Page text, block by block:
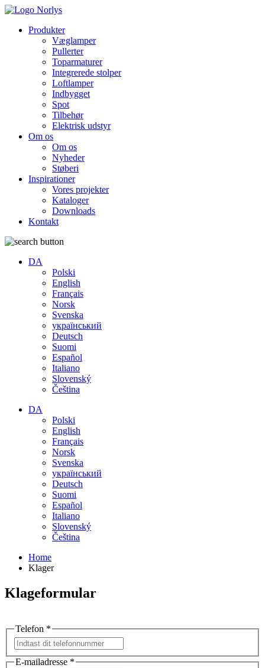
Produkter
Væglamper
Pullerter
Toparmaturer
Integrerede stolper
Loftlamper
Indbygget
Spot
Tilbehør
Elektrisk udstyr
Om os
Om os
Nyheder
Støberi
Inspirationer
Vores projekter
Kataloger
Downloads
Kontakt
DA
Polski
English
Français
Norsk
Svenska
український
Deutsch
Suomi
Español
Italiano
Slovenský
Čeština
DA
Polski
English
Français
Norsk
Svenska
український
Deutsch
Suomi
Español
Italiano
Slovenský
Čeština
Home
Klager
Klageformular
Telefon *
E-mailadresse *